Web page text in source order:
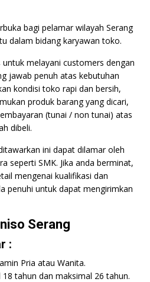
bagi pelamar wilayah Serang
dalam bidang karyawan toko.
melayani customers dengan
jawab penuh atas kebutuhan
kondisi toko rapi dan bersih,
produk barang yang dicari,
(tunai / non tunai) atas
dibeli.
ini dapat dilamar oleh
seperti SMK. Jika anda berminat,
mengenai kualifikasi dan
penuhi untuk dapat mengirimkan
Serang
:
Pria atau Wanita.
tahun dan maksimal 26 tahun.